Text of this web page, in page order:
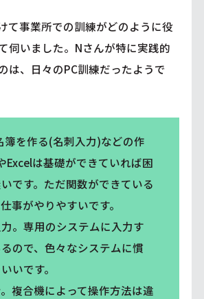
て事業所での訓練がどのように役
伺いました。Nさんが特に実践的
は、日々のPC訓練だったようで
簿を作る(名刺入力)などの作
Excelは基礎ができていれば困
です。ただ関数ができている
事がやりやすいです。
力。専用のシステムに入力す
ので、色々なシステムに慣
いです。
。複合機によって操作方法は違